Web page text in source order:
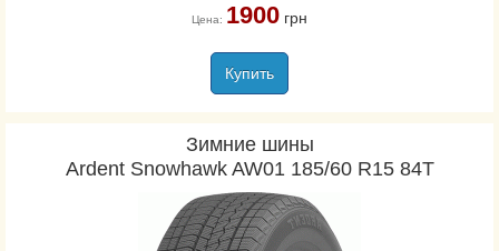
Цена: 1900грн
Купить
Зимние шины
Ardent Snowhawk AW01 185/60 R15 84T